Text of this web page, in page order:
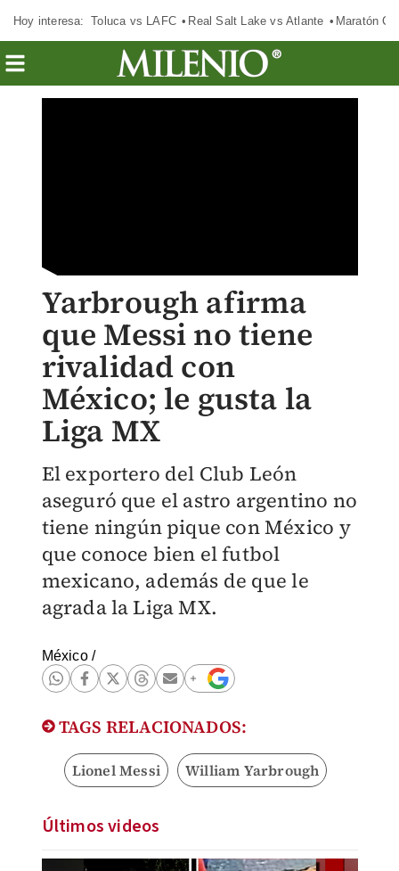
Hoy interesa: Toluca vs LAFC Real Salt Lake vs Atlante Maratón
Yarbrough afirma
que Messi no tiene
rivalidad con
México; le gusta la
Liga MX
El exportero del Club León
aseguró que el astro argentino no
tiene ningún pique con México y
que conoce bien el futbol
mexicano, además de que le
agrada la Liga MX.
México/
TAGS RELACIONADOS:
Lionel Messi William Yarbrough
Últimos videos